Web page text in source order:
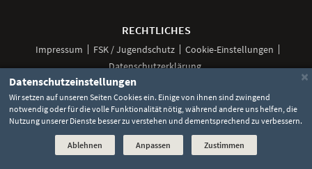
RECHTLICHES
Impressum FSK / Jugendschutz
Cookie-Einstellungen
Datenschutzerklärung
Social
Unsere
bei
Facebook
Unsere
bei
Instagram
Unsere
TikTok
Unser
bei
YouTube
Unser
bei
WhatsApp
©2026 Lochmann Filmtheaterbetriebe
×
Datenschutzeinstellungen
Wir setzen auf unseren Seiten Cookies ein. Einige von ihnen sind zwingend
notwendig oder für die volle Funktionalität nötig, während andere uns helfen, die
Nutzung unserer Dienste besser zu verstehen und dementsprechend zu verbessern.
Ablehnen Anpassen Zustimmen